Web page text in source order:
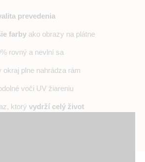
prevedenia
farby ako obrazy na plátne
rovný a nevlní sa
okraj plne nahrádza rám
voči UV žiareniu
ktorý vydrží celý život